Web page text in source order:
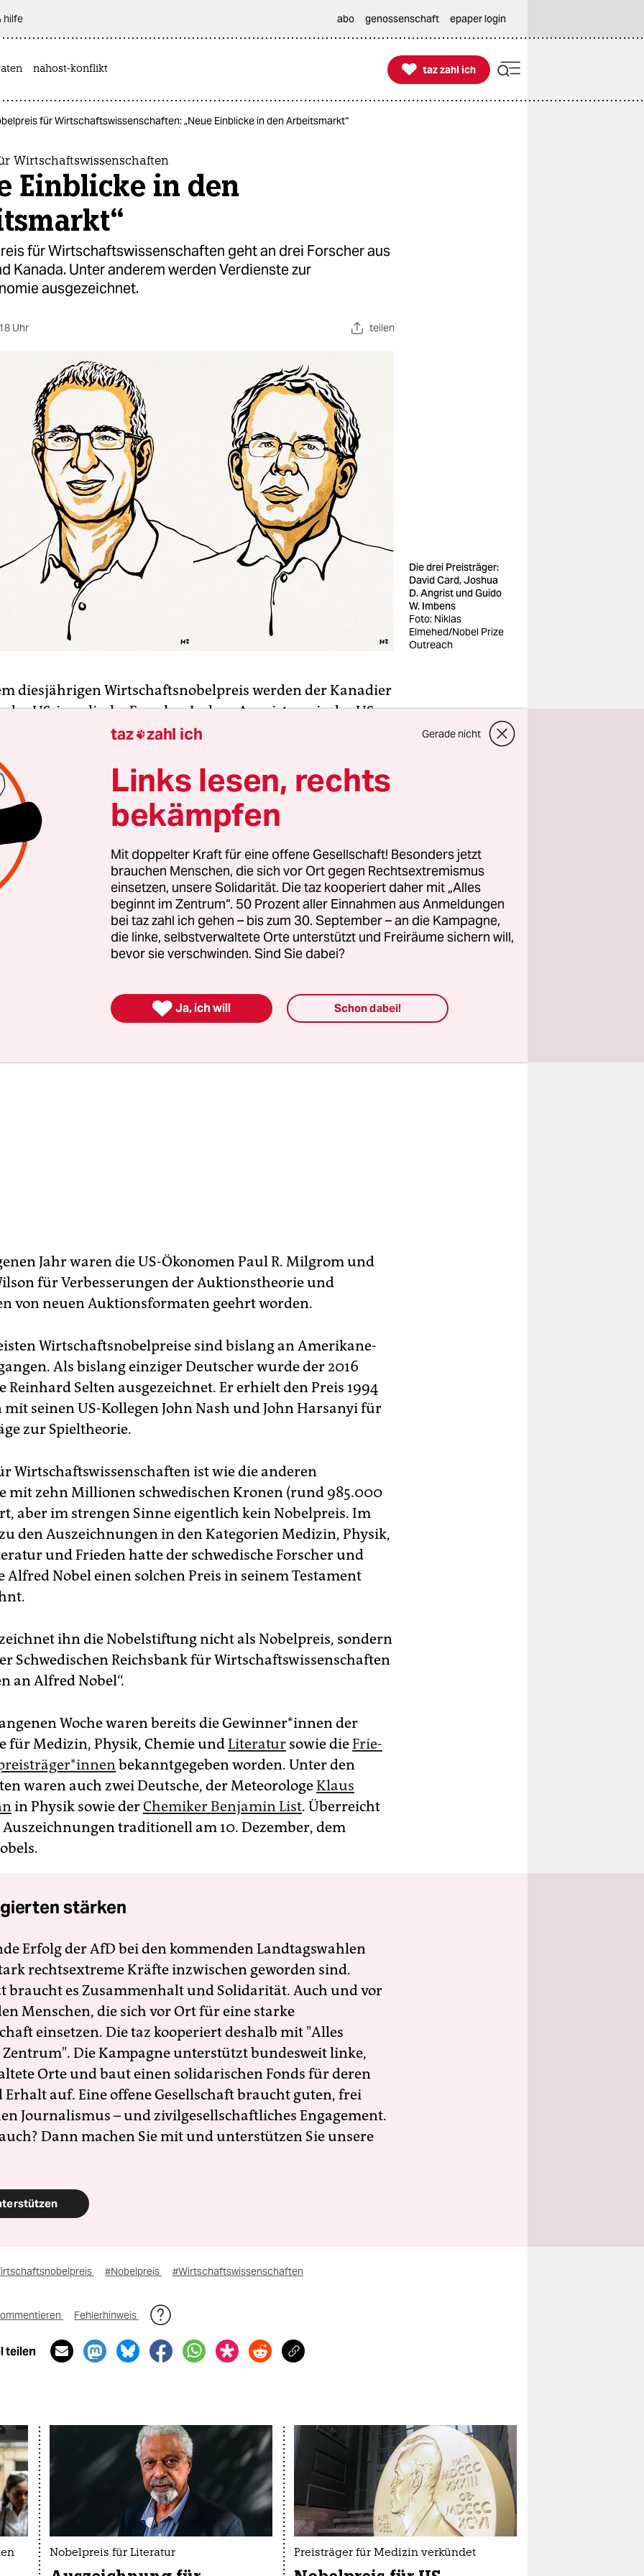
hilfe abo genossenschaft epaper login
nahost-konflikt 
taz zahl ich
taz zahl ich
für Wirtschaftswissenschaften: „Neue Einblicke in den Arbeitsmarkt“
Wirtschaftswissenschaften
Einblicke in den
für Wirtschaftswissenschaften geht an drei Forscher aus
Kanada. Unter anderem werden Verdienste zur
ausgezeichnet.
Uhr teilen
Die drei Preisträger:
David Card, Joshua
D. Angrist und Guido
W. Imbens
Foto: Niklas
Elmehed/Nobel Prize
Outreach
diesjährigen Wirtschaftsnobelpreis werden der Kanadier
der US-israelische Forscher Joshua Angrist sowie der US-
Guido Imbens geehrt. Das gab die Königliche Akademie
am Montag in Stockholm bekannt. Die Forscher
ihrer Arbeit „neue Einblicke in den Arbeitsmarkt“ gegeben
welche Schlussfolgerungen aus Ursache und Wirkung von
gezogen werden könnten.
Stockholm die letzte Auszeichnung des diesjährigen
verkündet worden. Der Wirtschaftsnobelpreis geht
zu den anderen Preisen nicht direkt auf das Testament
Alfred Nobel zurück. Er wurde 1968 von der
Reichsbank in Gedenken an Alfred Nobel ins Leben
wird seit 1969 verliehen.
Jahr waren die US-Ökonomen Paul R. Milgrom und
für Verbesserungen der Auktionstheorie und
von neuen Auktionsformaten geehrt worden.
Wirtschaftsnobelpreise sind bislang an Ame­ri­ka­ne­
Als bislang einziger Deutscher wurde der 2016
Reinhard Selten ausgezeichnet. Er erhielt den Preis 1994
seinen US-Kollegen John Nash und John Harsanyi für
zur Spieltheorie.
Wirtschaftswissenschaften ist wie die anderen
mit zehn Millionen schwedischen Kronen (rund 985.000
aber im strengen Sinne eigentlich kein Nobelpreis. Im
den Auszeichnungen in den Kategorien Medizin, Physik,
und Frieden hatte der schwedische Forscher und
Nobel einen solchen Preis in seinem Testament
ihn die Nobelstiftung nicht als Nobelpreis, sondern
Schwedischen Reichsbank für Wirtschaftswissenschaften
an Alfred Nobel“.
Woche waren bereits die Ge­win­ne­r*in­nen der
für Medizin, Physik, Chemie undLiteratur sowie dieFrie­
bekanntgegeben worden. Unter den
waren auch zwei Deutsche, der MeteorologeKlaus
in Physik sowie derChemiker Benjamin List. Überreicht
traditionell am 10. Dezember, dem
stärken
Erfolg der AfD bei den kommenden Landtagswahlen
rechtsextreme Kräfte inzwischen geworden sind.
braucht es Zusammenhalt und Solidarität. Auch und vor
Menschen, die sich vor Ort für eine starke
einsetzen. Die taz kooperiert deshalb mit "Alles
Die Kampagne unterstützt bundesweit linke,
Orte und baut einen solidarischen Fonds für deren
Erhalt auf. Eine offene Gesellschaft braucht guten, frei
Journalismus – und zivilgesellschaftliches Engagement.
Dann machen Sie mit und unterstützen Sie unsere
#Nobelpreis #Wirtschaftswissenschaften
Fehlerhinweis
teilen
Nobelpreis für Literatur Preisträger für Medizin verkündet
taz zahl ich Gerade nicht
Links lesen, rechts
bekämpfen
Mit doppelter Kraft für eine offene Gesellschaft! Besonders jetzt
brauchen Menschen, die sich vor Ort gegen Rechtsextremismus
einsetzen, unsere Solidarität. Die taz kooperiert daher mit „Alles
beginnt im Zentrum“. 50 Prozent aller Einnahmen aus Anmeldungen
bei taz zahl ich gehen – bis zum 30. September – an die Kampagne,
die linke, selbstverwaltete Orte unterstützt und Freiräume sichern will,
bevor sie verschwinden. Sind Sie dabei?
 Ja, ich will Schon dabei!